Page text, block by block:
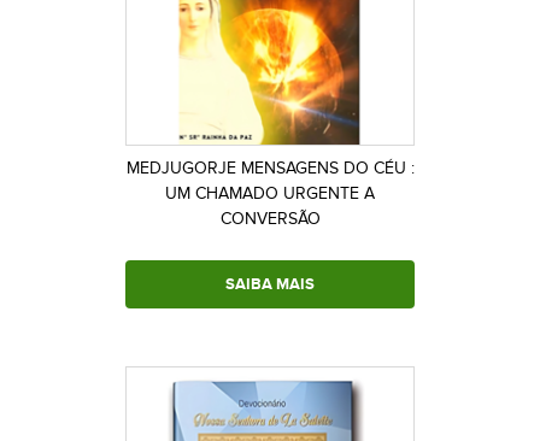
MEDJUGORJE MENSAGENS DO CÉU :
UM CHAMADO URGENTE A
CONVERSÃO
SAIBA MAIS